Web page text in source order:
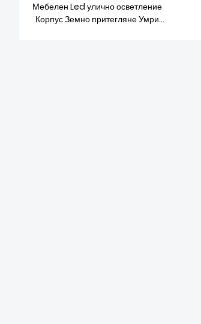
Мебелен Led улично осветление
Корпус Земно притегляне Умри